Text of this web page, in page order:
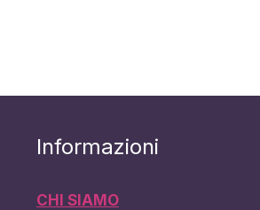
Informazioni
CHI SIAMO